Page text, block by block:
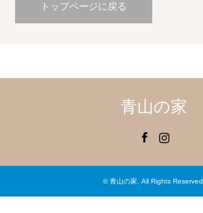
トップページに戻る
青山の家
©青山の家. All Rights Reserved.